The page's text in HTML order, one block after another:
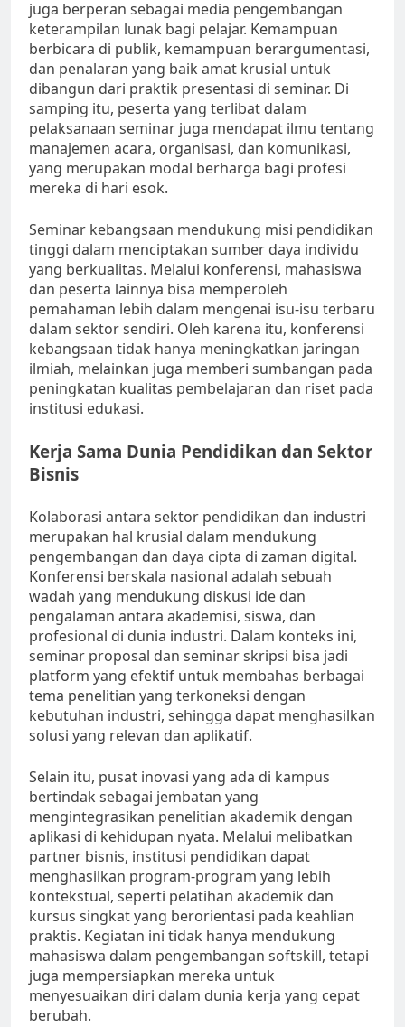
juga berperan sebagai media pengembangan
keterampilan lunak bagi pelajar. Kemampuan
berbicara di publik, kemampuan berargumentasi,
dan penalaran yang baik amat krusial untuk
dibangun dari praktik presentasi di seminar. Di
samping itu, peserta yang terlibat dalam
pelaksanaan seminar juga mendapat ilmu tentang
manajemen acara, organisasi, dan komunikasi,
yang merupakan modal berharga bagi profesi
mereka di hari esok.
Seminar kebangsaan mendukung misi pendidikan
tinggi dalam menciptakan sumber daya individu
yang berkualitas. Melalui konferensi, mahasiswa
dan peserta lainnya bisa memperoleh
pemahaman lebih dalam mengenai isu-isu terbaru
dalam sektor sendiri. Oleh karena itu, konferensi
kebangsaan tidak hanya meningkatkan jaringan
ilmiah, melainkan juga memberi sumbangan pada
peningkatan kualitas pembelajaran dan riset pada
institusi edukasi.
Kerja Sama Dunia Pendidikan dan Sektor
Bisnis
Kolaborasi antara sektor pendidikan dan industri
merupakan hal krusial dalam mendukung
pengembangan dan daya cipta di zaman digital.
Konferensi berskala nasional adalah sebuah
wadah yang mendukung diskusi ide dan
pengalaman antara akademisi, siswa, dan
profesional di dunia industri. Dalam konteks ini,
seminar proposal dan seminar skripsi bisa jadi
platform yang efektif untuk membahas berbagai
tema penelitian yang terkoneksi dengan
kebutuhan industri, sehingga dapat menghasilkan
solusi yang relevan dan aplikatif.
Selain itu, pusat inovasi yang ada di kampus
bertindak sebagai jembatan yang
mengintegrasikan penelitian akademik dengan
aplikasi di kehidupan nyata. Melalui melibatkan
partner bisnis, institusi pendidikan dapat
menghasilkan program-program yang lebih
kontekstual, seperti pelatihan akademik dan
kursus singkat yang berorientasi pada keahlian
praktis. Kegiatan ini tidak hanya mendukung
mahasiswa dalam pengembangan softskill, tetapi
juga mempersiapkan mereka untuk
menyesuaikan diri dalam dunia kerja yang cepat
berubah.